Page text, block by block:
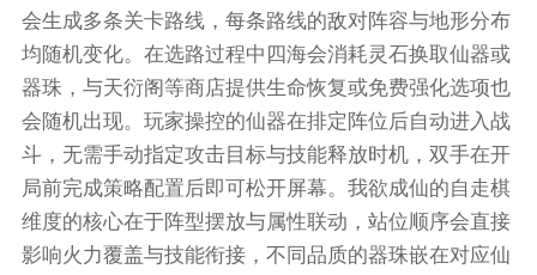
会生成多条关卡路线，每条路线的敌对阵容与地形分布
均随机变化。在选路过程中四海会消耗灵石换取仙器或
器珠，与天衍阁等商店提供生命恢复或免费强化选项也
会随机出现。玩家操控的仙器在排定阵位后自动进入战
斗，无需手动指定攻击目标与技能释放时机，双手在开
局前完成策略配置后即可松开屏幕。我欲成仙的自走棋
维度的核心在于阵型摆放与属性联动，站位顺序会直接
影响火力覆盖与技能衔接，不同品质的器珠嵌在对应仙